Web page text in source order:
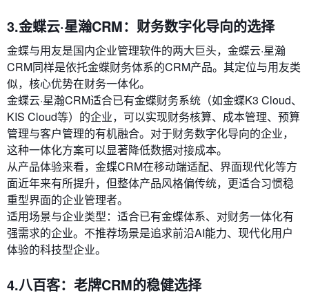
3.金蝶云·星瀚CRM：财务数字化导向的选择
金蝶与用友是国内企业管理软件的两大巨头，金蝶云·星瀚
CRM同样是依托金蝶财务体系的CRM产品。其定位与用友类
似，核心优势在财务一体化。
金蝶云·星瀚CRM适合已有金蝶财务系统（如金蝶K3 Cloud、
KIS Cloud等）的企业，可以实现财务核算、成本管理、预算
管理与客户管理的有机融合。对于财务数字化导向的企业，
这种一体化方案可以显著降低数据对接成本。
从产品体验来看，金蝶CRM在移动端适配、界面现代化等方
面近年来有所提升，但整体产品风格偏传统，更适合习惯稳
重型界面的企业管理者。
适用场景与企业类型：适合已有金蝶体系、对财务一体化有
强需求的企业。不推荐场景是追求前沿AI能力、现代化用户
体验的科技型企业。
4.八百客：老牌CRM的稳健选择